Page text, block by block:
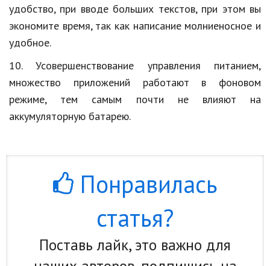
удобство, при вводе больших текстов, при этом вы
экономите время, так как написание молниеносное и
удобное.
10. Усовершенствование управления питанием,
множество приложений работают в фоновом
режиме, тем самым почти не влияют на
аккумуляторную батарею.
Понравилась
статья?
Поставь лайк, это важно для